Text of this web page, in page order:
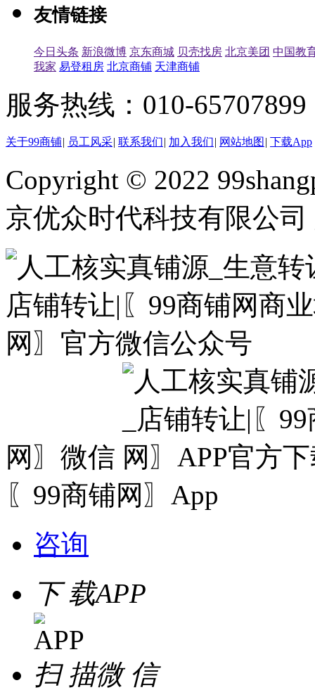
友情链接
今日头条 新浪微博 京东商城 贝壳找房 北京美团 中国教
我家 易登租房 北京商铺 天津商铺
服务热线：010-
关于99商铺| 员工风采| 联系我们| 加入我们| 网站地图 | 下载App
Copyright © 2022
京优众时代科技有限公
网〗微信
〖99商铺网〗App
咨询
下 载APP
扫 描微 信